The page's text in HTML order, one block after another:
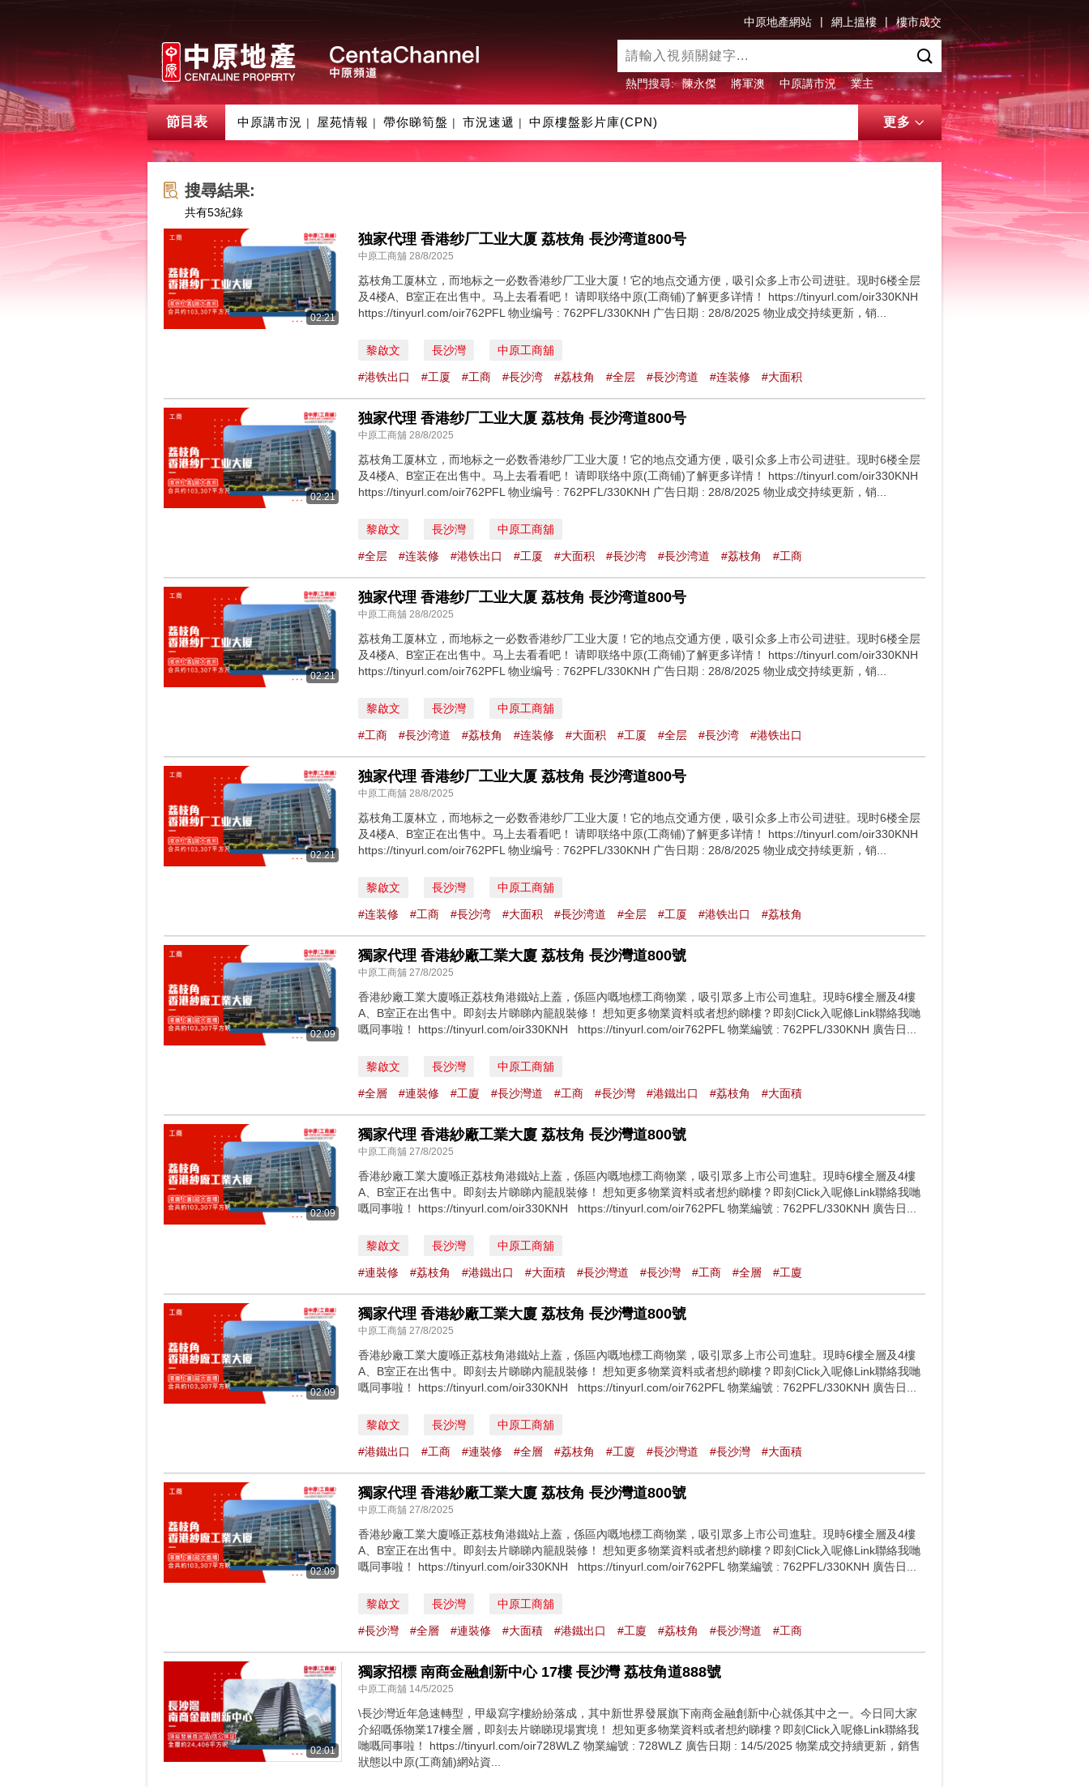
中原地產網站 | 網上搵樓 | 樓市成交
熱門搜尋: 陳永傑 將軍澳 中原講市況 業主
節目表 中原講市況 | 屋苑情報 | 帶你睇筍盤 | 市況速遞 | 中原樓盤影片庫(CPN) 更多
搜尋結果:
共有53紀錄
02:21
独家代理 香港纱厂工业大厦 荔枝角 ⻑沙湾道800号
中原工商舖 28/8/2025
荔枝角工厦林立，而地标之一必数香港纱厂工业大厦！它的地点交通方便，吸引众多上市公司进驻。现时6楼全层
及4楼A、B室正在出售中。马上去看看吧！ 请即联络中原(工商铺)了解更多详情！ https://tinyurl.com/oir330KNH
https://tinyurl.com/oir762PFL 物业编号 : 762PFL/330KNH 广告日期 : 28/8/2025 物业成交持续更新，销...
黎啟文 長沙灣 中原工商舖
#港铁出口 #工厦 #工商 #⻑沙湾 #荔枝角 #全层 #⻑沙湾道 #连装修 #大面积
02:21
独家代理 香港纱厂工业大厦 荔枝角 ⻑沙湾道800号
中原工商舖 28/8/2025
荔枝角工厦林立，而地标之一必数香港纱厂工业大厦！它的地点交通方便，吸引众多上市公司进驻。现时6楼全层
及4楼A、B室正在出售中。马上去看看吧！ 请即联络中原(工商铺)了解更多详情！ https://tinyurl.com/oir330KNH
https://tinyurl.com/oir762PFL 物业编号 : 762PFL/330KNH 广告日期 : 28/8/2025 物业成交持续更新，销...
黎啟文 長沙灣 中原工商舖
#全层 #连装修 #港铁出口 #工厦 #大面积 #⻑沙湾 #⻑沙湾道 #荔枝角 #工商
02:21
独家代理 香港纱厂工业大厦 荔枝角 ⻑沙湾道800号
中原工商舖 28/8/2025
荔枝角工厦林立，而地标之一必数香港纱厂工业大厦！它的地点交通方便，吸引众多上市公司进驻。现时6楼全层
及4楼A、B室正在出售中。马上去看看吧！ 请即联络中原(工商铺)了解更多详情！ https://tinyurl.com/oir330KNH
https://tinyurl.com/oir762PFL 物业编号 : 762PFL/330KNH 广告日期 : 28/8/2025 物业成交持续更新，销...
黎啟文 長沙灣 中原工商舖
#工商 #⻑沙湾道 #荔枝角 #连装修 #大面积 #工厦 #全层 #⻑沙湾 #港铁出口
02:21
独家代理 香港纱厂工业大厦 荔枝角 ⻑沙湾道800号
中原工商舖 28/8/2025
荔枝角工厦林立，而地标之一必数香港纱厂工业大厦！它的地点交通方便，吸引众多上市公司进驻。现时6楼全层
及4楼A、B室正在出售中。马上去看看吧！ 请即联络中原(工商铺)了解更多详情！ https://tinyurl.com/oir330KNH
https://tinyurl.com/oir762PFL 物业编号 : 762PFL/330KNH 广告日期 : 28/8/2025 物业成交持续更新，销...
黎啟文 長沙灣 中原工商舖
#连装修 #工商 #⻑沙湾 #大面积 #⻑沙湾道 #全层 #工厦 #港铁出口 #荔枝角
02:09
獨家代理 香港紗廠工業大廈 荔枝角 ⻑沙灣道800號
中原工商舖 27/8/2025
香港紗廠工業大廈喺正荔枝角港鐵站上蓋，係區內嘅地標工商物業，吸引眾多上市公司進駐。現時6樓全層及4樓
A、B室正在出售中。即刻去片睇睇內籠靚裝修！ 想知更多物業資料或者想約睇樓？即刻Click入呢條Link聯絡我哋
嘅同事啦！ https://tinyurl.com/oir330KNH https://tinyurl.com/oir762PFL 物業編號 : 762PFL/330KNH 廣告日...
黎啟文 長沙灣 中原工商舖
#全層 #連裝修 #工廈 #⻑沙灣道 #工商 #⻑沙灣 #港鐵出口 #荔枝角 #大面積
02:09
獨家代理 香港紗廠工業大廈 荔枝角 ⻑沙灣道800號
中原工商舖 27/8/2025
香港紗廠工業大廈喺正荔枝角港鐵站上蓋，係區內嘅地標工商物業，吸引眾多上市公司進駐。現時6樓全層及4樓
A、B室正在出售中。即刻去片睇睇內籠靚裝修！ 想知更多物業資料或者想約睇樓？即刻Click入呢條Link聯絡我哋
嘅同事啦！ https://tinyurl.com/oir330KNH https://tinyurl.com/oir762PFL 物業編號 : 762PFL/330KNH 廣告日...
黎啟文 長沙灣 中原工商舖
#連裝修 #荔枝角 #港鐵出口 #大面積 #⻑沙灣道 #⻑沙灣 #工商 #全層 #工廈
02:09
獨家代理 香港紗廠工業大廈 荔枝角 ⻑沙灣道800號
中原工商舖 27/8/2025
香港紗廠工業大廈喺正荔枝角港鐵站上蓋，係區內嘅地標工商物業，吸引眾多上市公司進駐。現時6樓全層及4樓
A、B室正在出售中。即刻去片睇睇內籠靚裝修！ 想知更多物業資料或者想約睇樓？即刻Click入呢條Link聯絡我哋
嘅同事啦！ https://tinyurl.com/oir330KNH https://tinyurl.com/oir762PFL 物業編號 : 762PFL/330KNH 廣告日...
黎啟文 長沙灣 中原工商舖
#港鐵出口 #工商 #連裝修 #全層 #荔枝角 #工廈 #⻑沙灣道 #⻑沙灣 #大面積
02:09
獨家代理 香港紗廠工業大廈 荔枝角 ⻑沙灣道800號
中原工商舖 27/8/2025
香港紗廠工業大廈喺正荔枝角港鐵站上蓋，係區內嘅地標工商物業，吸引眾多上市公司進駐。現時6樓全層及4樓
A、B室正在出售中。即刻去片睇睇內籠靚裝修！ 想知更多物業資料或者想約睇樓？即刻Click入呢條Link聯絡我哋
嘅同事啦！ https://tinyurl.com/oir330KNH https://tinyurl.com/oir762PFL 物業編號 : 762PFL/330KNH 廣告日...
黎啟文 長沙灣 中原工商舖
#⻑沙灣 #全層 #連裝修 #大面積 #港鐵出口 #工廈 #荔枝角 #⻑沙灣道 #工商
02:01
獨家招標 南商金融創新中心 17樓 長沙灣 荔枝角道888號
中原工商舖 14/5/2025
\長沙灣近年急速轉型，甲級寫字樓紛紛落成，其中新世界發展旗下南商金融創新中心就係其中之一。今日同大家
介紹嘅係物業17樓全層，即刻去片睇睇現場實境！ 想知更多物業資料或者想約睇樓？即刻Click入呢條Link聯絡我
哋嘅同事啦！ https://tinyurl.com/oir728WLZ 物業編號 : 728WLZ 廣告日期 : 14/5/2025 物業成交持續更新，銷售
狀態以中原(工商舖)網站資...